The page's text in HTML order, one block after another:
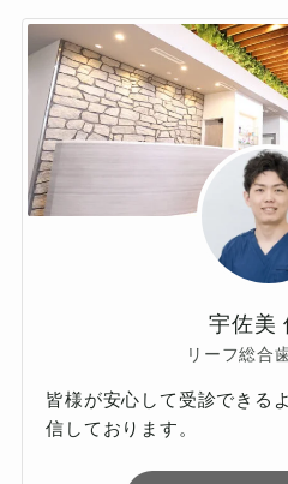
宇佐美
リーフ総合
皆様が安心して受診できる
信しております。